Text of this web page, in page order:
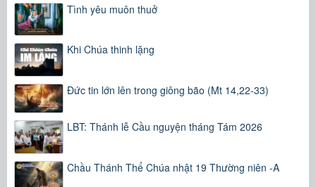
Tình yêu muôn thuở
Khi Chúa thinh lặng
Đức tin lớn lên trong giông bão (Mt 14,22-33)
LBT: Thánh lễ Cầu nguyện tháng Tám 2026
Chầu Thánh Thể Chúa nhật 19 Thường niên -A